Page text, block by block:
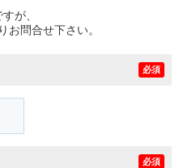
が、
お問合せ下さい。
必須
必須